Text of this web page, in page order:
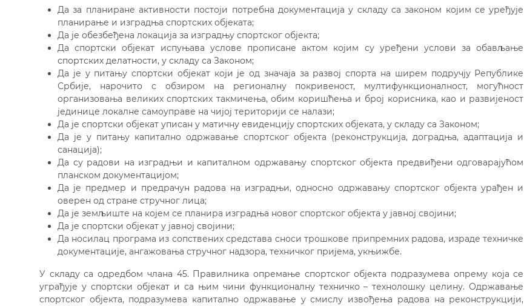
Да за планиране активности постоји потребна документација у складу са законом којим се уређује
планирање и изградња спортских објеката;
Да је обезбеђена локација за изградњу спортског објекта;
Да спортски објекат испуњава услове прописане актом којим су уређени услови за обављање
спортских делатности, у складу са Законом;
Да је у питању спортски објекат који је од значаја за развој спорта на ширем подручју Републике
Србије, нарочито с обзиром на регионалну покривеност, мултифункционалност, могућност
организовања великих спортских такмичења, обим коришћења и број корисника, као и развијеност
јединице локалне самоуправе на чијој територији се налази;
Да је спортски објекат уписан у матичну евиденцију спортских објеката, у складу са Законом;
Да је у питању капитално одржавање спортског објекта (реконструкција, доградња, адаптација и
санација);
Да су радови на изградњи и капиталном одржавању спортског објекта предвиђени одговарајућом
планском документацијом;
Да је предмер и предрачун радова на изградњи, односно одржавању спортског објекта урађен и
оверен од стране стручног лица;
Да је земљиште на којем се планира изградња новог спортског објекта у јавној својини;
Да је спортски објекат у јавној својини;
Да носилац програма из сопствених средстава сноси трошкове припремних радова, израде техничке
документације, ангажовања стручног надзора, техничког пријема, укњижбе.
У складу са одредбом члана 45. Правилника опремање спортског објекта подразумева опрему која се
уграђује у спортски објекат и са њим чини функционалну техничко – технолошку целину. Одржавање
спортског објекта, подразумева капитално одржавање у смислу извођења радова на реконструкцији,